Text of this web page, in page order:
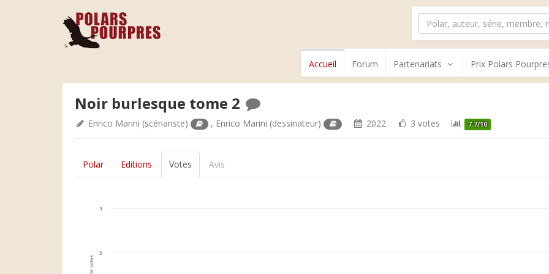
Accueil Forum Partenariats Prix Polars
Noir burlesque tome 2
Enrico Marini (scénariste) , Enrico Marini (dessinateur) 2022 3 votes 7.7/10
Polar Editions Votes Avis
2
3